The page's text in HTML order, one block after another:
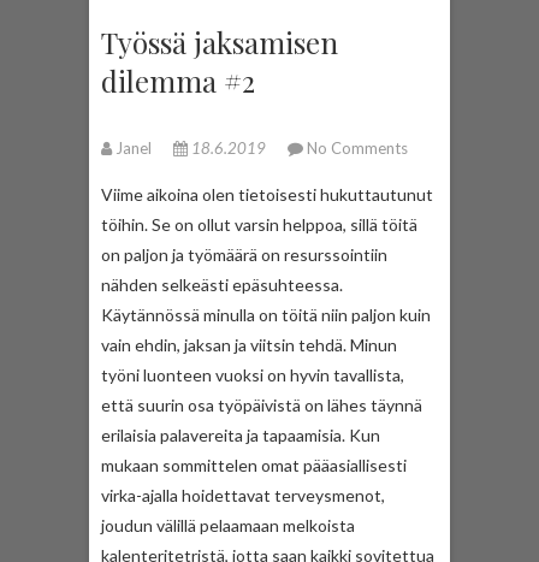
Työssä jaksamisen
dilemma #2
Janel 18.6.2019 No Comments
Viime aikoina olen tietoisesti hukuttautunut
töihin. Se on ollut varsin helppoa, sillä töitä
on paljon ja työmäärä on resurssointiin
nähden selkeästi epäsuhteessa.
Käytännössä minulla on töitä niin paljon kuin
vain ehdin, jaksan ja viitsin tehdä. Minun
työni luonteen vuoksi on hyvin tavallista,
että suurin osa työpäivistä on lähes täynnä
erilaisia palavereita ja tapaamisia. Kun
mukaan sommittelen omat pääasiallisesti
virka-ajalla hoidettavat terveysmenot,
joudun välillä pelaamaan melkoista
kalenteritetristä, jotta saan kaikki sovitettua